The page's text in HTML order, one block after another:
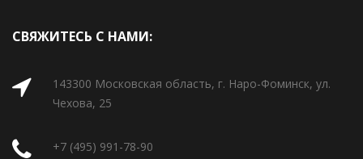
СВЯЖИТЕСЬ С НАМИ:
143300 Московская область, г. Наро-Фоминск, ул.
Чехова, 25
+7 (495) 991-78-90